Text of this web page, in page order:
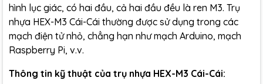
hình lục giác, có hai đầu, cả hai đầu đều là ren M3. Trụ
nhựa HEX-M3 Cái-Cái thường được sử dụng trong các
mạch điện tử nhỏ, chẳng hạn như mạch Arduino, mạch
Raspberry Pi, v.v.
Thông tin kỹ thuật của trụ nhựa HEX-M3 Cái-Cái: